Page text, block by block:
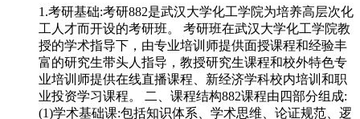
1.考研基础:考研882是武汉大学化工学院为培养高层次化
工人才而开设的考研班。 考研班在武汉大学化工学院教
授的学术指导下，由专业培训师提供面授课程和经验丰
富的研究生带头人指导，教授研究生课程和校外特色专
业培训师提供在线直播课程、新经济学科校内培训和职
业投资学习课程。 二、课程结构882课程由四部分组成:
(1)学术基础课:包括知识体系、学术思维、论证规范、逻